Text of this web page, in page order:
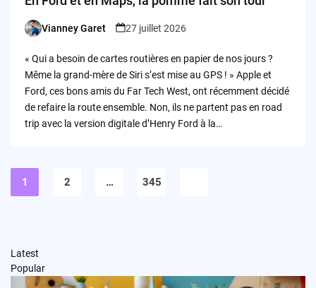
Posted
Vianney Garet 27 juillet 2026
« Qui a besoin de cartes routières en papier de nos jours ?
Même la grand-mère de Siri s’est mise au GPS ! » Apple et
Ford, ces bons amis du Far Tech West, ont récemment décidé
de refaire la route ensemble. Non, ils ne partent pas en road
trip avec la version digitale d’Henry Ford à la…
des
1 2 … 345
Latest
Popular